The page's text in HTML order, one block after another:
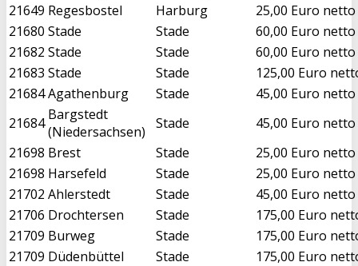
21649 Regesbostel Harburg
25,00 Euro netto
21680 Stade Stade
60,00 Euro netto
21682 Stade Stade
60,00 Euro netto
21683 Stade Stade
125,00 Euro
21684Agathenburg Stade
45,00 Euro netto
21684 Bargstedt
(Niedersachsen)
Stade
45,00 Euro netto
21698 Brest Stade
25,00 Euro netto
21698 Harsefeld Stade
25,00 Euro netto
21702 Ahlerstedt Stade
45,00 Euro netto
21706 Drochtersen Stade
175,00 Euro
21709 Burweg Stade
175,00 Euro
21709 Düdenbüttel Stade
175,00 Euro